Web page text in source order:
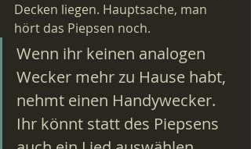
Decken liegen. Hauptsache, man
hört das Piepsen noch.
Wenn ihr keinen analogen
Wecker mehr zu Hause habt,
nehmt einen Handywecker.
Ihr könnt statt des Piepsens